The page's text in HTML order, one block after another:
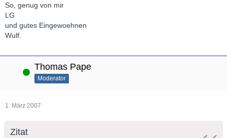
So, genug von mir
LG
und gutes Eingewoehnen
Wulf.
Online Thomas Pape
Moderator
1. März 2007
Zitat